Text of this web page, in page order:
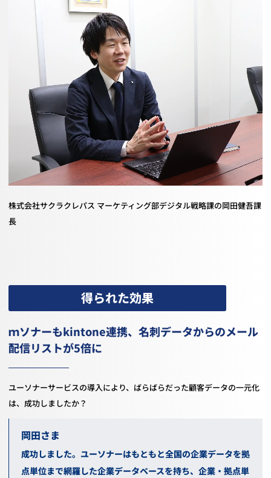
株式会社サクラクレパス マーケティング部デジタル戦略課の岡田健吾課
長
得られた効果
ｍソナーもkintone連携、名刺データからのメール
配信リストが5倍に
ユーソナーサービスの導入により、ばらばらだった顧客データの一元化
は、成功しましたか？
岡田
成功しました。ユーソナーはもともと全国の企業データを拠
点単位まで網羅した企業データベースを持ち、企業・拠点単